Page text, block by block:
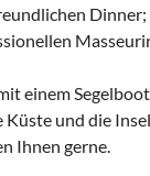
Dinner;
einem
und die
Ihnen gerne.